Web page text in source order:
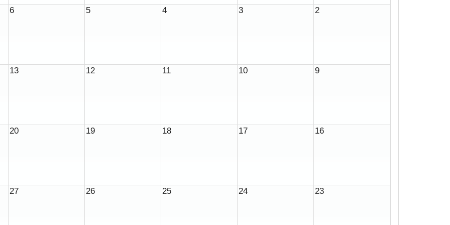
6 5 4 3 2
13 12 11 10 9
20 19 18 17 16
27 26 25 24 23